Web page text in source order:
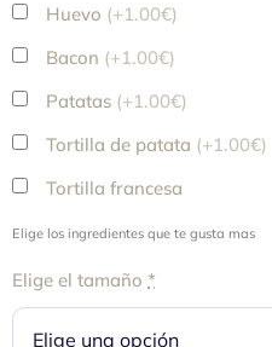
Huevo (+1.00€)
Bacon (+1.00€)
Patatas (+1.00€)
Tortilla de patata (+1.00€)
Tortilla francesa
Elige los ingredientes que te gusta mas
Elige el tamaño *